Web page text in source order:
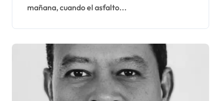
mañana, cuando el asfalto...